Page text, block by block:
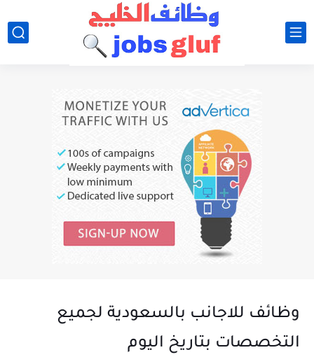
وظائف للاجانب بالسعودية لجميع
التخصصات بتاريخ اليوم